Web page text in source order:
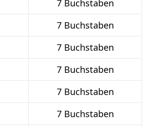
7 Buchstaben
7 Buchstaben
7 Buchstaben
7 Buchstaben
7 Buchstaben
7 Buchstaben